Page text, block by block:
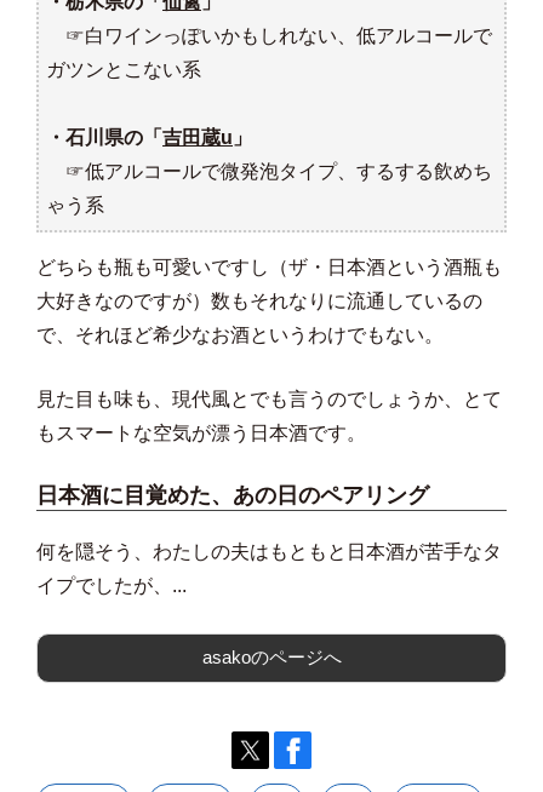
☞白ワインっぽいかもしれない、低アルコールで
ガツンとこない系
・石川県の「 吉田蔵u 」
☞低アルコールで微発泡タイプ、するする飲めち
ゃう系
どちらも瓶も可愛いですし（ザ・日本酒という酒瓶も
大好きなのですが）数もそれなりに流通しているの
で、それほど希少なお酒というわけでもない。
見た目も味も、現代風とでも言うのでしょうか、とて
もスマートな空気が漂う日本酒です。
日本酒に目覚めた、あの日のペアリング
何を隠そう、わたしの夫はもともと日本酒が苦手なタ
イプでしたが、...
asakoのページへ